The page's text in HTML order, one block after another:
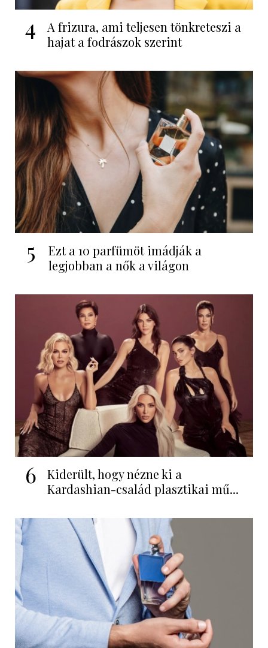
4
A frizura, ami teljesen tönkreteszi a
hajat a fodrászok szerint
5
Ezt a 10 parfümöt imádják a
legjobban a nők a világon
6
Kiderült, hogy nézne ki a
Kardashian-család plasztikai mű...